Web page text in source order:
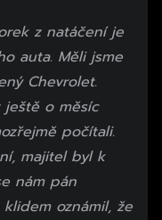
z natáčení je
auta. Měli jsme
Chevrolet.
o měsíc
počítali.
majitel byl k
nám pán
oznámil, že